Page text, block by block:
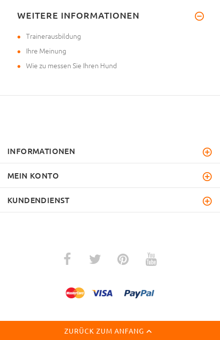
WEITERE INFORMATIONEN
Trainerausbildung
Ihre Meinung
Wie zu messen Sie Ihren Hund
INFORMATIONEN
MEIN KONTO
KUNDENDIENST
ZURÜCK ZUM ANFANG